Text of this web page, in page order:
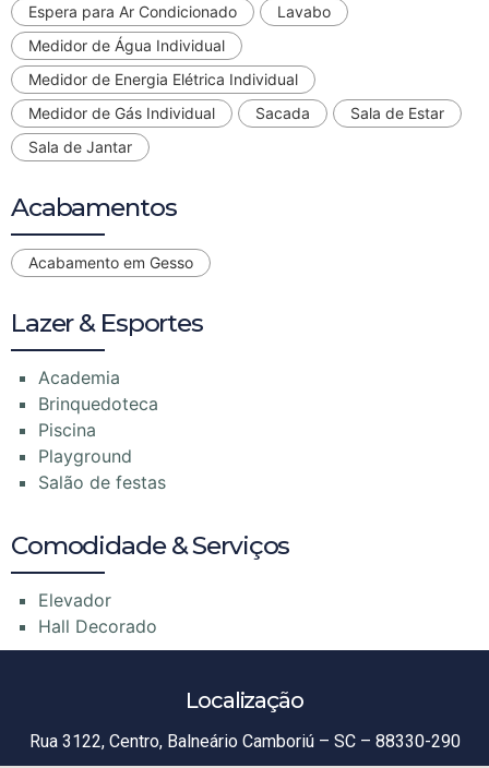
Espera para Ar Condicionado
Lavabo
Medidor de Água Individual
Medidor de Energia Elétrica Individual
Medidor de Gás Individual
Sacada
Sala de Estar
Sala de Jantar
Acabamentos
Acabamento em Gesso
Lazer & Esportes
Academia
Brinquedoteca
Piscina
Playground
Salão de festas
Comodidade & Serviços
Elevador
Hall Decorado
Localização
Rua 3122, Centro, Balneário Camboriú – SC – 88330-290